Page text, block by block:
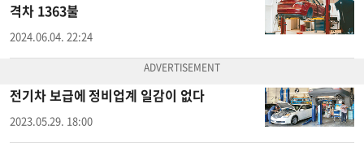
격차 1363불
2024.06.04. 22:24
전기차 보급에 정비업계 일감이 없다
2023.05.29. 18:00